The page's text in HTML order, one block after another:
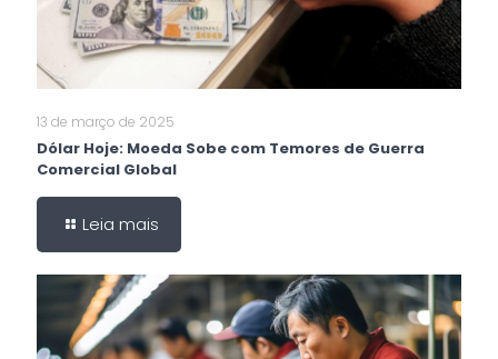
13 de março de 2025
Dólar Hoje: Moeda Sobe com Temores de Guerra
Comercial Global
Leia mais